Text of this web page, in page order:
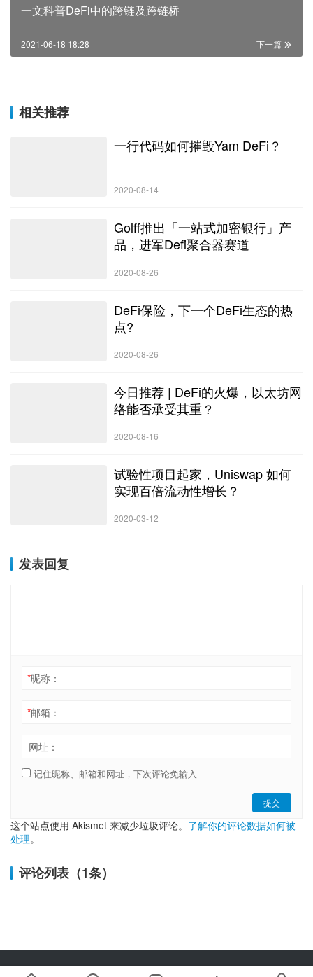
一文科普DeFi中的跨链及跨链桥
下一篇
2021-06-18 18:28
相关推荐
一行代码如何摧毁Yam DeFi？
2020-08-14
Golff推出「一站式加密银行」产
品，进军Defi聚合器赛道
2020-08-26
DeFi保险，下一个DeFi生态的热
点?
2020-08-26
今日推荐 | DeFi的火爆，以太坊网
络能否承受其重？
2020-08-16
试验性项目起家，Uniswap 如何
实现百倍流动性增长？
2020-03-12
发表回复
*昵称：
*邮箱：
网址：
记住昵称、邮箱和网址，下次评论免输入
提交
这个站点使用 Akismet 来减少垃圾评论。 了解你的评论数据如何被
处理。
评论列表（1条）
Copyright © 2019-2025 链嗅网 chainxiu.com 版权所有 | 商务合作: